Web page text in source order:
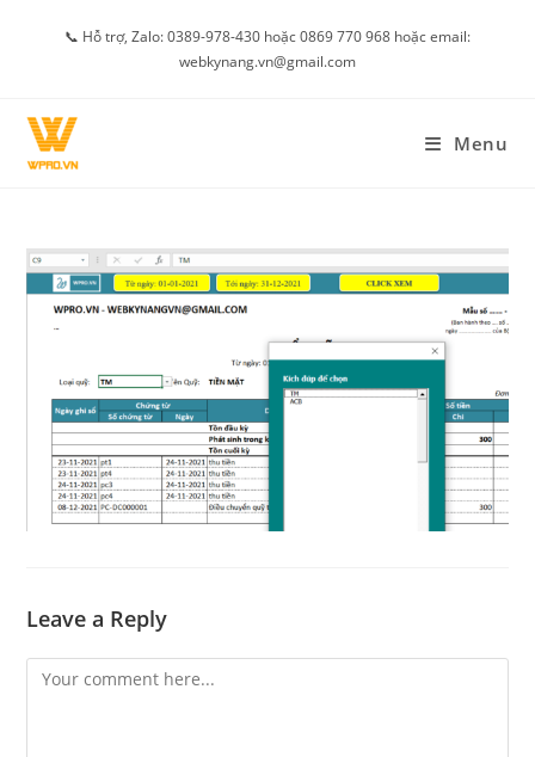
📞 Hỗ trợ, Zalo: 0389-978-430 hoặc 0869 770 968 hoặc email:
webkynang.vn@gmail.com
Menu
Leave a Reply
Comment